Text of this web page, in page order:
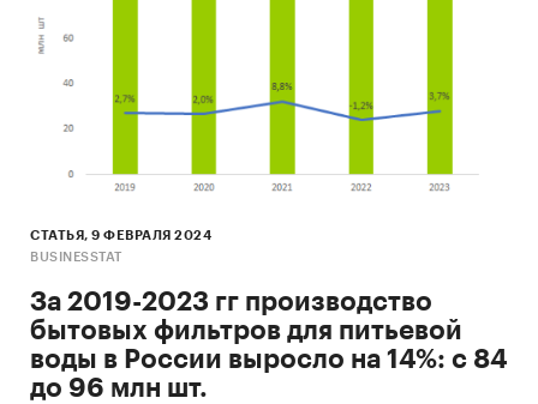
СТАТЬЯ, 9 ФЕВРАЛЯ 2024
BUSINESSTAT
За 2019-2023 гг производство
бытовых фильтров для питьевой
воды в России выросло на 14%: с 84
до 96 млн шт.